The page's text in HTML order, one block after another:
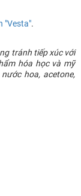
"Vesta".
tránh tiếp xúc với
hóa học và mỹ
hoa, acetone,